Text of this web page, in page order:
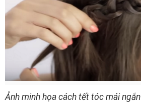
Ảnh minh họa cách tết tóc mái ngắn